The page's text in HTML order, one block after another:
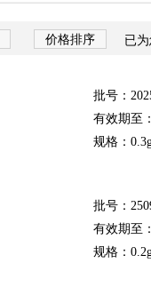
价格排序 已
批号：
有效期至
规格：
批号：
有效期至
规格：